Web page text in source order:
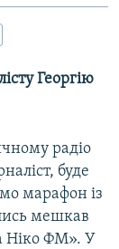
Георгію
радіо
буде
марафон із
мешкав
Ніко ФМ». У